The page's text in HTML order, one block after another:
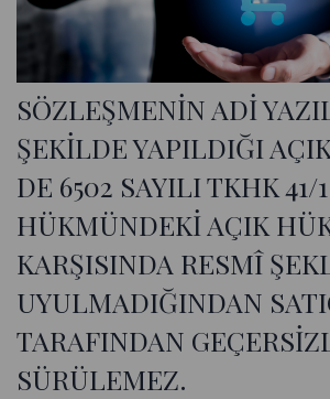
SÖZLEŞMENİN ADİ
ŞEKİLDE YAPILDIĞI
DE 6502 SAYILI TKHK 41/1
HÜKMÜNDEKİ AÇIK
KARŞISINDA RESMÎ
UYULMADIĞINDAN
TARAFINDAN
SÜRÜLEMEZ.